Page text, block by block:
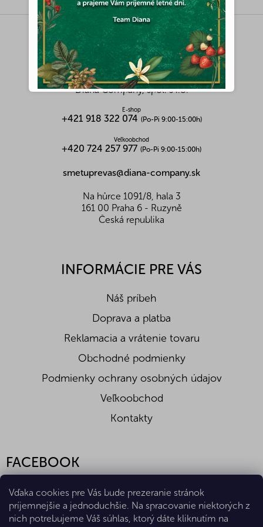
Vďaka cookies pre Vás bude prezeranie stránok
príjemnejšie a jednoduchšie. Na spracovanie niektorých z
nich potrebujeme Váš súhlas, ktorý dáte kliknutím na
KONTAKT
Diana Company, spol. s r.o.
E-shop
+421 918 322 074 (Po-Pi 9:00-15:00h)
Veľkoobchod
+420 724 257 977 (Po-Pi 9:00-15:00h)
smetuprevas@diana-company.sk
Na hůrce 1091/8, hala 3
161 00 Praha 6 - Ruzyně
Česká republika
INFORMÁCIE PRE VÁS
Náš príbeh
Doprava a platba
Reklamacia a vrátenie tovaru
Obchodné podmienky
Podmienky ochrany osobných údajov
Veľkoobchod
Kontakty
FACEBOOK